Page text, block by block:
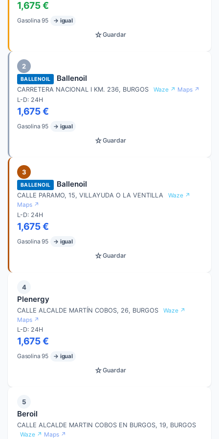
1,675 €
Gasolina 95 → igual
☆Guardar
2
BALLENOIL Ballenoil
CARRETERA NACIONAL I KM. 236, BURGOS Waze ↗ Maps ↗
L-D: 24H
1,675 €
Gasolina 95 → igual
☆Guardar
3
BALLENOIL Ballenoil
CALLE PARAMO, 15, VILLAYUDA O LA VENTILLA
Waze ↗
Maps ↗
L-D: 24H
1,675 €
Gasolina 95 → igual
☆Guardar
4
Plenergy
CALLE ALCALDE MARTÍN COBOS, 26, BURGOS
Waze ↗
Maps ↗
L-D: 24H
1,675 €
Gasolina 95 → igual
☆Guardar
5
Beroil
CALLE ALCALDE MARTIN COBOS EN BURGOS, 19, BURGOS
Waze ↗ Maps ↗